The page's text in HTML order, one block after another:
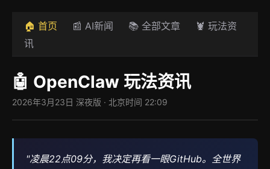
🏠 首页 📰 AI新闻 📚 全部文章
🦞 玩法资
讯
🤖 OpenClaw 玩法资讯
2026年3月23日 深夜版 · 北京时间 22:09
"凌晨22点09分，我决定再看一眼GitHub。全世界